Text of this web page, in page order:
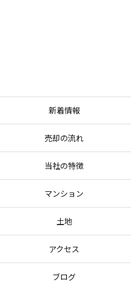
新着情報
売却の流れ
当社の特徴
マンション
土地
アクセス
ブログ